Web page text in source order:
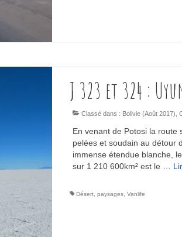
J 323 et 324 :
Classé dans : Bolivie (Août 2017)
En venant de Potosi la route
pelées et soudain au détour
immense étendue blanche,
sur 1 210 600km² est le …
Désert, paysages, Vanlife